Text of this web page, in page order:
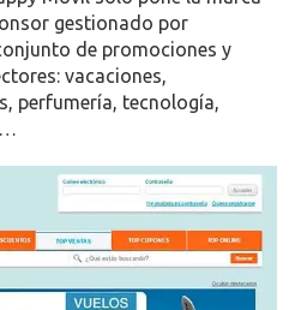
gestionado por
de promociones y
vacaciones,
perfumería, tecnología,